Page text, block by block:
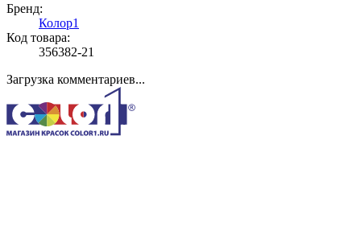
Бренд:
Колор1
Код товара:
356382-21
Загрузка комментариев...